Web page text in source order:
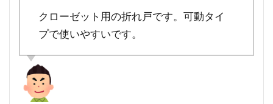
クローゼット用の折れ戸です。可動タイ
プで使いやすいです。